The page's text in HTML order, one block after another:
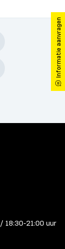
Informatie aanvragen
18:30-21:00 uur